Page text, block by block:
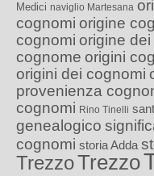
Medici naviglio Martesana
cognomi origine
cognomi origine
cognome origini
origini dei cognomi
provenienza
cognomi Rino Tinelli
genealogico
cognomi storia Adda
TrezzoTrezzo